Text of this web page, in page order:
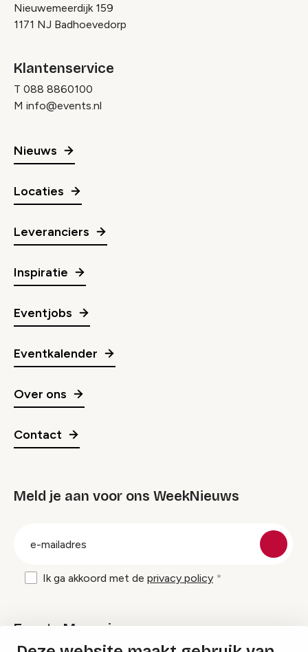
Nieuwemeerdijk 159
1171 NJ Badhoevedorp
Klantenservice
T 088 8860100
M info@events.nl
Nieuws
Locaties
Leveranciers
Inspiratie
Eventjobs
Eventkalender
Over ons
Contact
Meld je aan voor ons WeekNieuws
Ik ga akkoord met de privacy policy
Events Magazine